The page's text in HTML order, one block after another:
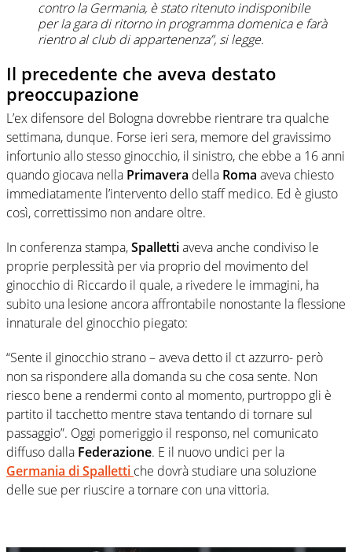
contro la Germania, è stato ritenuto indisponibile
per la gara di ritorno in programma domenica e farà
rientro al club di appartenenza”, si legge.
Il precedente che aveva destato
preoccupazione
L’ex difensore del Bologna dovrebbe rientrare tra qualche
settimana, dunque. Forse ieri sera, memore del gravissimo
infortunio allo stesso ginocchio, il sinistro, che ebbe a 16 anni
quando giocava nella Primavera della Roma aveva chiesto
immediatamente l’intervento dello staff medico. Ed è giusto
così, correttissimo non andare oltre.
In conferenza stampa,Spallettiaveva anche condiviso le
proprie perplessità per via proprio del movimento del
ginocchio di Riccardo il quale, a rivedere le immagini, ha
subito una lesione ancora affrontabile nonostante la flessione
innaturale del ginocchio piegato:
“Sente il ginocchio strano – aveva detto il ct azzurro- però
non sa rispondere alla domanda su che cosa sente. Non
riesco bene a rendermi conto al momento, purtroppo gli è
partito il tacchetto mentre stava tentando di tornare sul
passaggio”. Oggi pomeriggio il responso, nel comunicato
diffuso dalla Federazione. E il nuovo undici per la
Germania diSpalletti che dovrà studiare una soluzione
delle sue per riuscire a tornare con una vittoria.